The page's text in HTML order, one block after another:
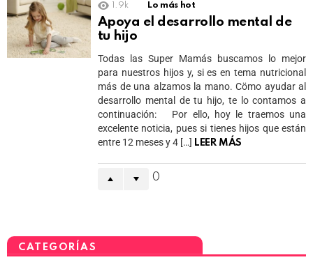
1.9k Lo más hot
Apoya el desarrollo mental de
tu hijo
Todas las Super Mamás buscamos lo mejor
para nuestros hijos y, si es en tema nutricional
más de una alzamos la mano. Cömo ayudar al
desarrollo mental de tu hijo, te lo contamos a
continuación: Por ello, hoy le traemos una
excelente noticia, pues si tienes hijos que están
entre 12 meses y 4 […] LEER MÁS
0
CATEGORÍAS